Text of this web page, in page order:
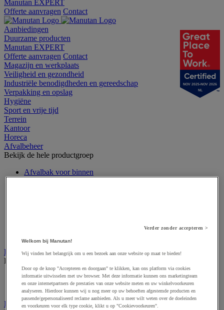
Manutan EXPERT
Offerte aanvragen Contact
Aanbiedingen
Duurzame producten
Manutan EXPERT
Offerte aanvragen Contact
Magazijn en werkplaats
Veiligheid en gezondheid
Industriële benodigdheden en gereedschap
Verpakking en opslag
Hygiëne
Sport en vrije tijd
Terrein
Kantoor
Horeca
Afvalbeheer
Bekijk de hele productgroep
Afvalbak voor binnen
Handdoeken en handdoekdispenser
Bekijk de hele productgroep
Handdoek gevouwen en rollen
Handdoekdispenser en toebehoren
Industrieel reinigen
NOV 2025-NOV 2026
NL
Verder zonder accepteren >
Welkom bij Manutan!
Wij vinden het belangrijk om u een bezoek aan onze website op maat te bieden!
Door op de knop "Accepteren en doorgaan" te klikken, kan ons platform via cookies
informatie uitwisselen met uw browser. Met deze informatie kunnen ons marketingteam
en onze internetpartners de prestaties van onze website meten en uw winkelvoorkeuren
analyseren. Hierdoor kunnen wij u nog meer op uw behoeften afgestemde producten en
passende/gepersonaliseerd reclame aanbieden. Als u meer wilt weten over de doeleinden
en voorkeuren voor elk type cookie, klikt u op "Cookievoorkeuren".